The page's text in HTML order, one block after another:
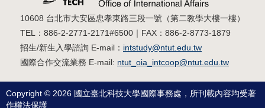
10608 台北市大安區忠孝東路三段一號（第二教學大樓一樓）
TEL：886-2-2771-2171#6500｜FAX：886-2-8773-1879
招生/新生入學諮詢 E-mail： intstudy@ntut.edu.tw
國際合作交流業務 E-mail: ntut_oia_intcoop@ntut.edu.tw
Copyright © 2026 國立臺北科技大學國際事務處，所刊載內容均受著
作權法保護